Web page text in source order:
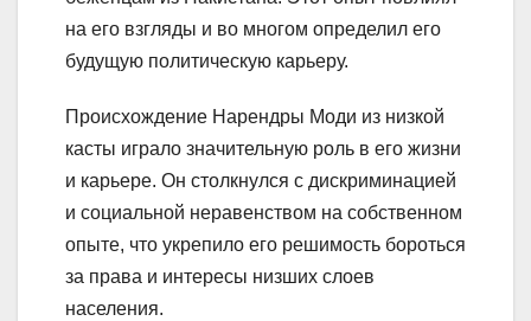
на его взгляды и во многом определил его
будущую политическую карьеру.
Происхождение Нарендры Моди из низкой
касты играло значительную роль в его жизни
и карьере. Он столкнулся с дискриминацией
и социальной неравенством на собственном
опыте, что укрепило его решимость бороться
за права и интересы низших слоев
населения.